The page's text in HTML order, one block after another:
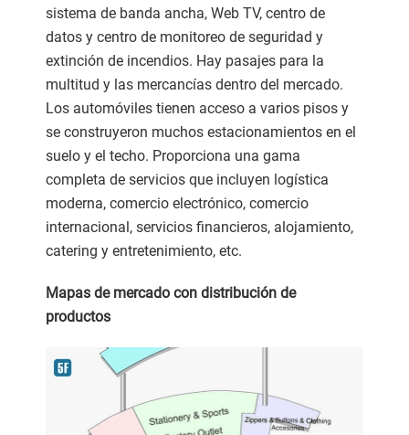
sistema de banda ancha, Web TV, centro de
datos y centro de monitoreo de seguridad y
extinción de incendios. Hay pasajes para la
multitud y las mercancías dentro del mercado.
Los automóviles tienen acceso a varios pisos y
se construyeron muchos estacionamientos en el
suelo y el techo. Proporciona una gama
completa de servicios que incluyen logística
moderna, comercio electrónico, comercio
internacional, servicios financieros, alojamiento,
catering y entretenimiento, etc.
Mapas de mercado con distribución de
productos